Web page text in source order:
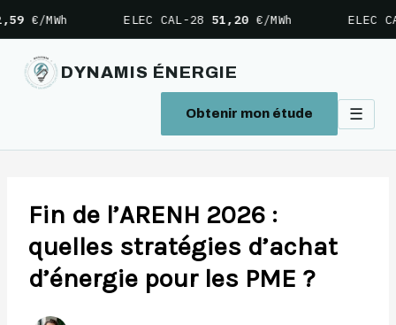
ELEC CAL-2851,20€/MWh ELEC CAL-29
DYNAMIS ÉNERGIE
Obtenir mon étude ☰
contenuFin de l’ARENH 2026 :
quelles stratégies d’achat
d’énergie pour les PME ?